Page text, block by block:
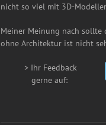
nicht so viel mit 3D-
Meiner Meinung nach sollte
ohne Architektur ist nicht
> Ihr Feedback
gerne auf: